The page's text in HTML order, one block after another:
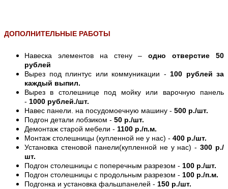
ДОПОЛНИТЕЛЬНЫЕ РАБОТЫ
Навеска элементов на стену –одно отверстие 50
рублей
Вырез под плинтус или коммуникации - 100 рублей за
каждый выпил.
Вырез в столешнице под мойку или варочную панель
- 1000 рублей./шт.
Навес панели. на посудомоечную машину - 500 р./шт.
Подгон детали лобзиком - 50 р./шт.
Демонтаж старой мебели - 1100 р./п.м.
Монтаж столешницы (купленной не у нас) - 400 р./шт.
Установка стеновой панели(купленной не у нас) -300 р./
шт.
Подгон столешницы с поперечным разрезом - 100 р./шт.
Подгон столешницы с продольным разрезом - 100 р./п.м.
Подгонка и установка фальшпанелей - 150 р./шт.